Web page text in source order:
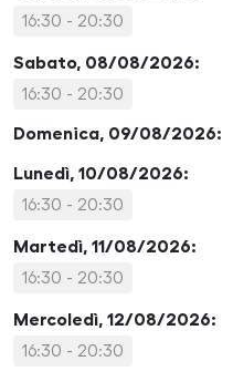
16:30 - 20:30
Sabato, 08/08/2026:
16:30 - 20:30
Domenica, 09/08/2026:
Lunedì, 10/08/2026:
16:30 - 20:30
Martedì, 11/08/2026:
16:30 - 20:30
Mercoledì, 12/08/2026:
16:30 - 20:30